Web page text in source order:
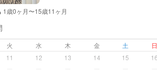
保育士
幼稚園教諭
なし
1歳0ヶ月〜15歳11ヶ月
火 水 木 金 土
11 12 13 14 15